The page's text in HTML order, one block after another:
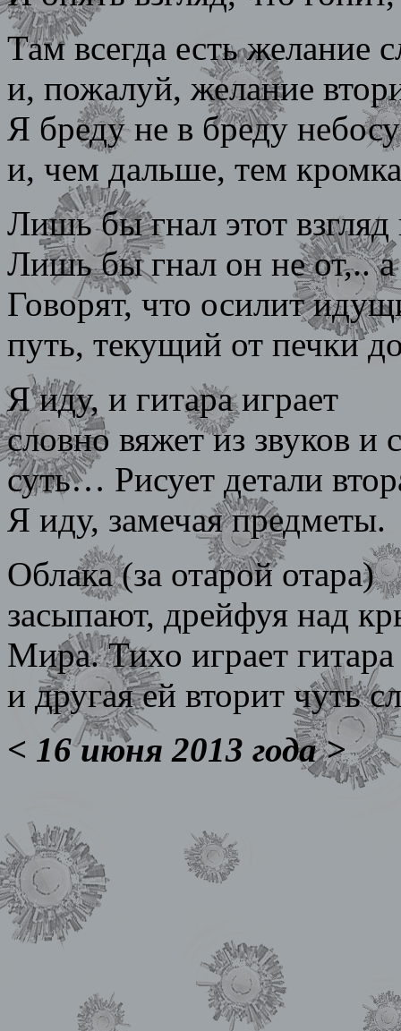
Там всегда есть желание
и, пожалуй, желание
Я бреду не в бреду
и, чем дальше, тем
Лишь бы гнал этот
Лишь бы гнал он не от,.. а
Говорят, что осилит
путь, текущий от печки
Я иду, и гитара играет
словно вяжет из звуков и
суть… Рисует детали
Я иду, замечая предметы.
Облака (за отарой отара)
засыпают, дрейфуя над
Мира. Тихо играет гитара
и другая ей вторит чуть
< 16 июня 2013 года >